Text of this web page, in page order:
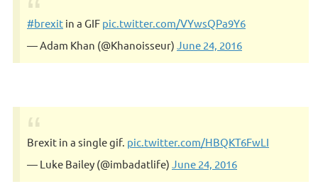
#brexit in a GIF pic.twitter.com/VYwsQPa9Y6
— Adam Khan (@Khanoisseur) June 24, 2016
Brexit in a single gif. pic.twitter.com/HBQKT6FwLI
— Luke Bailey (@imbadatlife) June 24, 2016